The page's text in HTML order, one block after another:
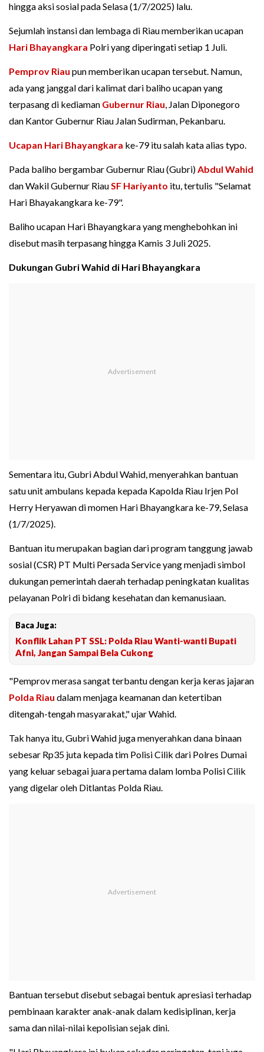
hingga aksi sosial pada Selasa (1/7/2025) lalu.
Sejumlah instansi dan lembaga di Riau memberikan ucapan
Hari Bhayangkara Polri yang diperingati setiap 1 Juli.
Pemprov Riau pun memberikan ucapan tersebut. Namun,
ada yang janggal dari kalimat dari baliho ucapan yang
terpasang di kediaman Gubernur Riau, Jalan Diponegoro
dan Kantor Gubernur Riau Jalan Sudirman, Pekanbaru.
Ucapan Hari Bhayangkara ke-79 itu salah kata alias typo.
Pada baliho bergambar Gubernur Riau (Gubri)Abdul Wahid
dan Wakil Gubernur RiauSF Hariyanto itu, tertulis "Selamat
Hari Bhayakangkara ke-79".
Baliho ucapan Hari Bhayangkara yang menghebohkan ini
disebut masih terpasang hingga Kamis 3 Juli 2025.
Dukungan Gubri Wahid di Hari Bhayangkara
Sementara itu, Gubri Abdul Wahid, menyerahkan bantuan
satu unit ambulans kepada kepada Kapolda Riau Irjen Pol
Herry Heryawan di momen Hari Bhayangkara ke-79, Selasa
(1/7/2025).
Bantuan itu merupakan bagian dari program tanggung jawab
sosial (CSR) PT Multi Persada Service yang menjadi simbol
dukungan pemerintah daerah terhadap peningkatan kualitas
pelayanan Polri di bidang kesehatan dan kemanusiaan.
Baca Juga:
Konflik Lahan PT SSL: Polda Riau Wanti-wanti Bupati
Afni, Jangan Sampai Bela Cukong
"Pemprov merasa sangat terbantu dengan kerja keras jajaran
Polda Riau dalam menjaga keamanan dan ketertiban
ditengah-tengah masyarakat," ujar Wahid.
Tak hanya itu, Gubri Wahid juga menyerahkan dana binaan
sebesar Rp35 juta kepada tim Polisi Cilik dari Polres Dumai
yang keluar sebagai juara pertama dalam lomba Polisi Cilik
yang digelar oleh Ditlantas Polda Riau.
Bantuan tersebut disebut sebagai bentuk apresiasi terhadap
pembinaan karakter anak-anak dalam kedisiplinan, kerja
sama dan nilai-nilai kepolisian sejak dini.